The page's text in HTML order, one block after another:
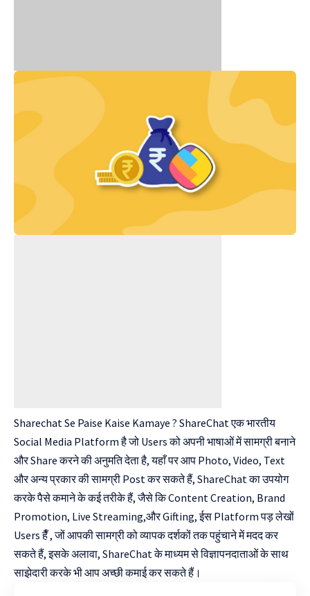
Sharechat Se Paise Kaise Kamaye ? ShareChat एक भारतीय
Social Media Platform है जो Users को अपनी भाषाओं में सामग्री बनाने
और Share करने की अनुमति देता है, यहाँ पर आप Photo, Video, Text
और अन्य प्रकार की सामग्री Post कर सकते हैं, ShareChat का उपयोग
करके पैसे कमाने के कई तरीके हैं, जैसे कि Content Creation, Brand
Promotion, Live Streaming,और Gifting, ईस Platform पड़ लेखों
Users हैँ , जों आपकी सामग्री को व्यापक दर्शकों तक पहुंचाने में मदद कर
सकते हैं, इसके अलावा, ShareChat के माध्यम से विज्ञापनदाताओं के साथ
साझेदारी करके भी आप अच्छी कमाई कर सकते हैं।